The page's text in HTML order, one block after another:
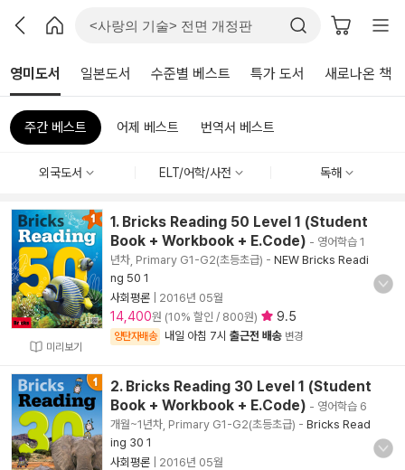
영미도서 일본도서 수준별 베스트 특가 도서 새로나온 책
주간 베스트 어제 베스트 번역서 베스트
외국도서 ELT/어학/사전 독해
미리보기
1. Bricks Reading 50 Level 1 (Student
Book + Workbook + E.Code) - 영어학습 1
년차, Primary G1-G2(초등초급) - NEW Bricks Readi
ng 50 1
사회평론
2016년 05월
14,400원 (10% 할인 / 800원) 9.5
양탄자배송 내일 아침 7시 출근전 배송 변경
2. Bricks Reading 30 Level 1 (Student
Book + Workbook + E.Code) - 영어학습 6
개월~1년차, Primary G1-G2(초등초급) - Bricks Read
ing 30 1
사회평론
2016년 05월